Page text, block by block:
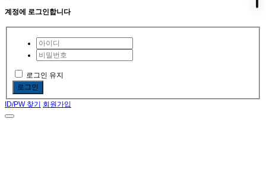
계정에 로그인합니다
로그인 유지
로그인
ID/PW 찾기 회원가입